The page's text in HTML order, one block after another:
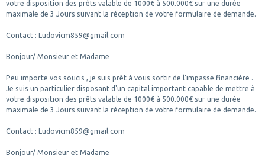
votre disposition des prêts valable de 1000€ à 500.000€ sur une durée
maximale de 3 Jours suivant la réception de votre formulaire de demande.
Contact : Ludovicm859@gmail.com
Bonjour/ Monsieur et Madame
Peu importe vos soucis , je suis prêt à vous sortir de l'impasse financière .
Je suis un particulier disposant d'un capital important capable de mettre à
votre disposition des prêts valable de 1000€ à 500.000€ sur une durée
maximale de 3 Jours suivant la réception de votre formulaire de demande.
Contact : Ludovicm859@gmail.com
Bonjour/ Monsieur et Madame